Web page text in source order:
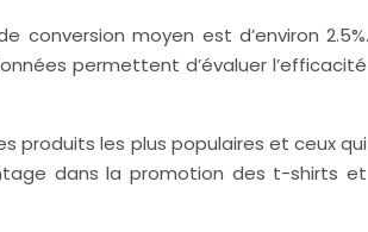
conversion moyen est d’environ
permettent d’évaluer
les plus populaires et ceux
dans la promotion des t-shirts